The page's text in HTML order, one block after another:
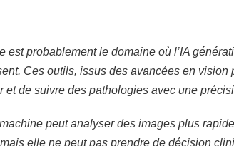
est probablement le domaine où l’IA
Ces outils, issus des avancées en vision
et de suivre des pathologies avec une
peut analyser des images plus
elle ne peut pas prendre de décision